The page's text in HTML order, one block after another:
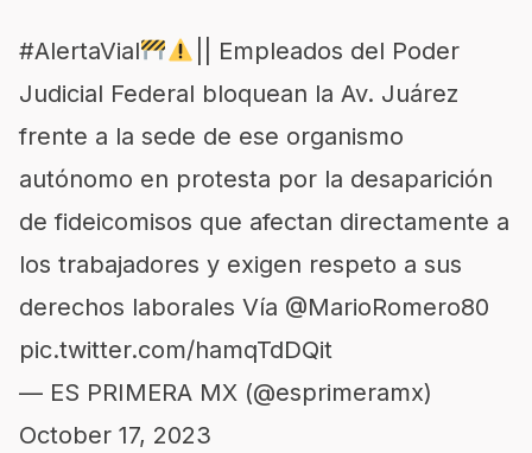
#AlertaVial
|| Empleados del Poder
Judicial Federal bloquean la Av. Juárez
frente a la sede de ese organismo
autónomo en protesta por la desaparición
de fideicomisos que afectan directamente a
los trabajadores y exigen respeto a sus
derechos laborales Vía @MarioRomero80
pic.twitter.com/hamqTdDQit
— ES PRIMERA MX (@esprimeramx)
October 17, 2023